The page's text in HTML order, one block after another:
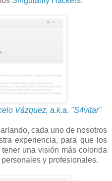
Vázquez, a.k.a. "S4vitar"
cada uno de nosotros
experiencia, para que los
una visión más colorida
y profesionales.